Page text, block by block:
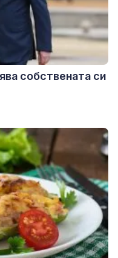
собствената си